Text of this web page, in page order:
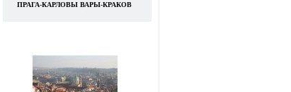
ПРАГА-КАРЛОВЫ ВАРЫ-КРАКОВ